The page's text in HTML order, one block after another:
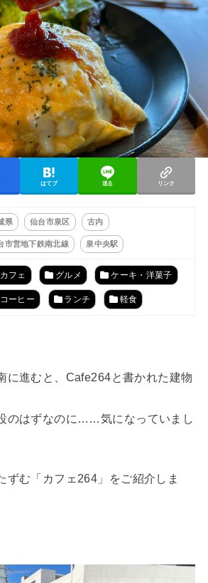
はてブ 送る リンク
県 仙台市泉区 古内
市営地下鉄南北線 泉中央駅
カフェ グルメ ケーキ・洋菓子
コーヒー ランチ 軽食
に進むと、Cafe264と書かれた建物
のはずなのに……気になっていまし
ずむ「カフェ264」をご紹介しま